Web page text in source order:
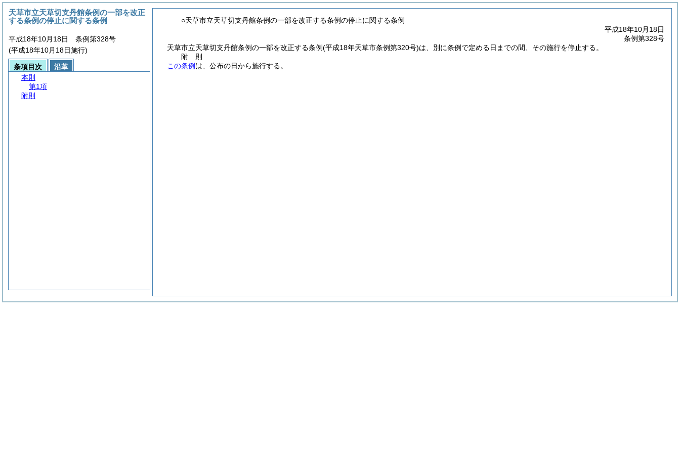
○天草市立天草切支丹館条例の一部を改正する条例の停止に関する条例
平成18年10月18日
条例第328号
天草市立天草切支丹館条例の一部を改正する条例(平成18年天草市条例第320号)は、別に条例で定める日までの間、その施行を停止する。
附 則
この条例 は、公布の日から施行する。
天草市立天草切支丹館条例の一部を改正
する条例の停止に関する条例
平成18年10月18日 条例第328号
(平成18年10月18日施行)
条項目次
沿革
本則
第1項
附則